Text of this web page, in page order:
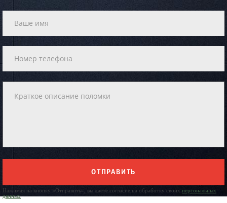
ОТПРАВИТЬ
Нажимая на кнопку «Отправить», вы даете согласие на обработку своих персональных
данных